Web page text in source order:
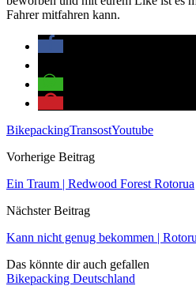
Fahrer mitfahren kann.
BikepackingTransostYoutube
Vorherige Beitrag
Ein Traum | Redwood Forest Rotorua
Nächster Beitrag
Kann nicht genug bekommen |
Das könnte dir auch gefallen
Bikepacking Deutschland